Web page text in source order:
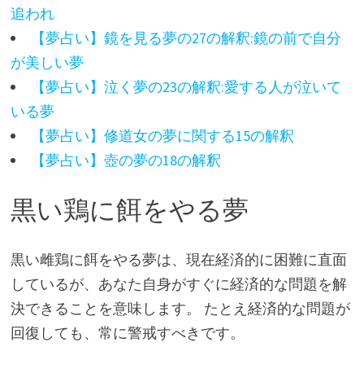
追われ
【夢占い】鏡を見る夢の27の解釈:鏡の前で自分
が美しい夢
【夢占い】泣く夢の23の解釈:愛する人が泣いて
いる夢
【夢占い】修道女の夢に関する15の解釈
【夢占い】壺の夢の18の解釈
黒い鶏に餌をやる夢
黒い雌鶏に餌をやる夢は、現在経済的に困難に直面
しているが、あなた自身がすぐに経済的な問題を解
決できることを意味します。 たとえ経済的な問題が
回復しても、常に警戒すべきです。